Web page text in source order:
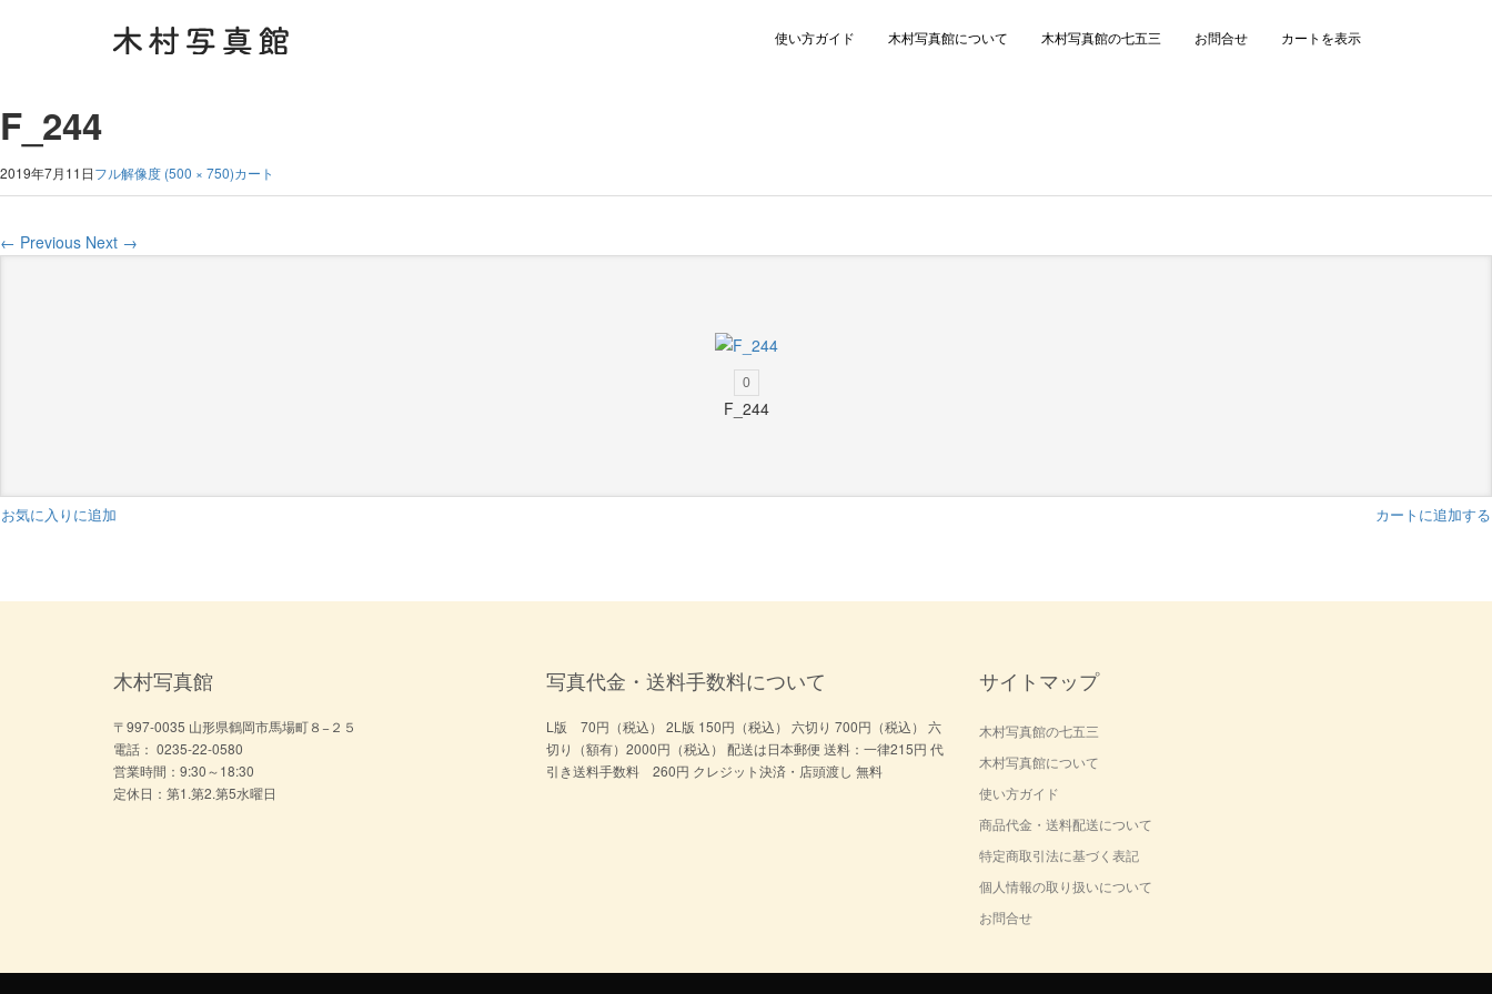
使い方ガイド 木村写真館について 木村写真館の七五三 お問合せ カートを表示
F_244
2019年7月11日フル解像度 (500 × 750)カート
← Previous Next →
0
F_244
お気に入りに追加 カートに追加する
木村写真館
〒997-0035 山形県鶴岡市馬場町８−２５
電話： 0235-22-0580
営業時間：9:30～18:30
定休日：第1.第2.第5水曜日
写真代金・送料手数料について
L版 70円（税込） 2L版 150円（税込） 六切り 700円（税込） 六
切り（額有）2000円（税込） 配送は日本郵便 送料：一律215円 代
引き送料手数料 260円 クレジット決済・店頭渡し 無料
サイトマップ
木村写真館の七五三
木村写真館について
使い方ガイド
商品代金・送料配送について
特定商取引法に基づく表記
個人情報の取り扱いについて
お問合せ